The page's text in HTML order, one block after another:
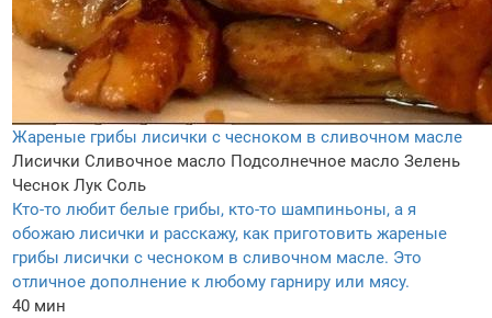
Жареные грибы лисички с чесноком в сливочном масле
Лисички Сливочное масло Подсолнечное масло Зелень
Чеснок Лук Соль
Кто-то любит белые грибы, кто-то шампиньоны, а я
обожаю лисички и расскажу, как приготовить жареные
грибы лисички с чесноком в сливочном масле. Это
отличное дополнение к любому гарниру или мясу.
40 мин